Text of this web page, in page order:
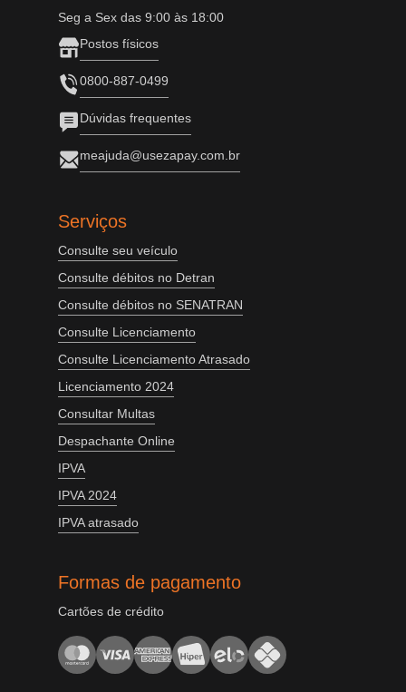
Seg a Sex das 9:00 às 18:00
Postos físicos
0800-887-0499
Dúvidas frequentes
meajuda@usezapay.com.br
Serviços
Consulte seu veículo
Consulte débitos no Detran
Consulte débitos no SENATRAN
Consulte Licenciamento
Consulte Licenciamento Atrasado
Licenciamento 2024
Consultar Multas
Despachante Online
IPVA
IPVA 2024
IPVA atrasado
Formas de pagamento
Cartões de crédito